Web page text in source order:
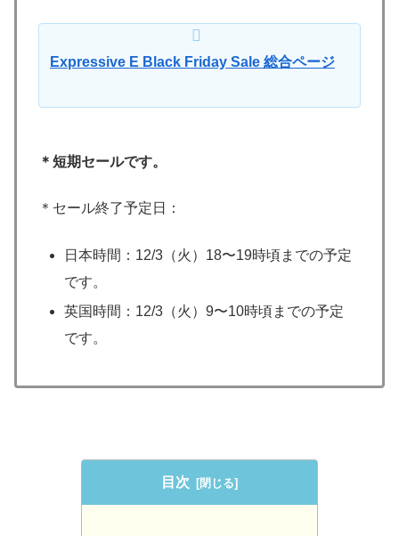
Expressive E Black Friday Sale 総合ページ
＊短期セールです。
＊セール終了予定日：
日本時間：12/3（火）18〜19時頃までの予定
です。
英国時間：12/3（火）9〜10時頃までの予定
です。
目次